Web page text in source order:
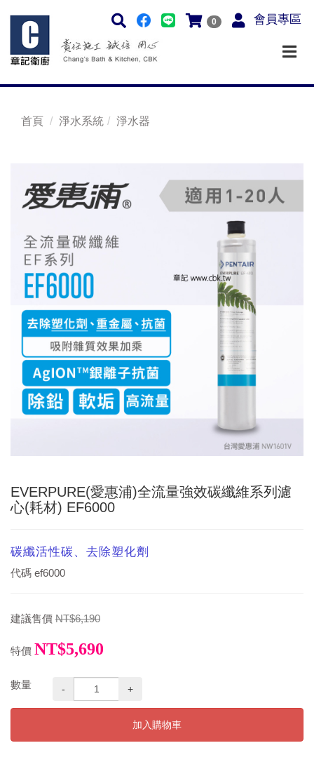
0 會員專區
首頁 淨水系統 淨水器
EVERPURE(愛惠浦)全流量強效碳纖維系列濾
心(耗材) EF6000
碳纖活性碳、去除塑化劑
代碼 ef6000
建議售價 NT$6,190
特價 NT$5,690
數量 - +
加入購物車